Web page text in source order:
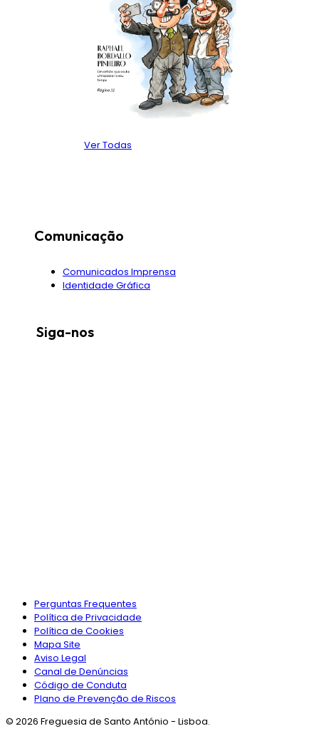
Ver Todas
Comunicação
Comunicados Imprensa
Identidade Gráfica
Siga-nos
Perguntas Frequentes
Política de Privacidade
Política de Cookies
Mapa Site
Aviso Legal
Canal de Denúncias
Código de Conduta
Plano de Prevenção de Riscos
© 2026 Freguesia de Santo António - Lisboa.